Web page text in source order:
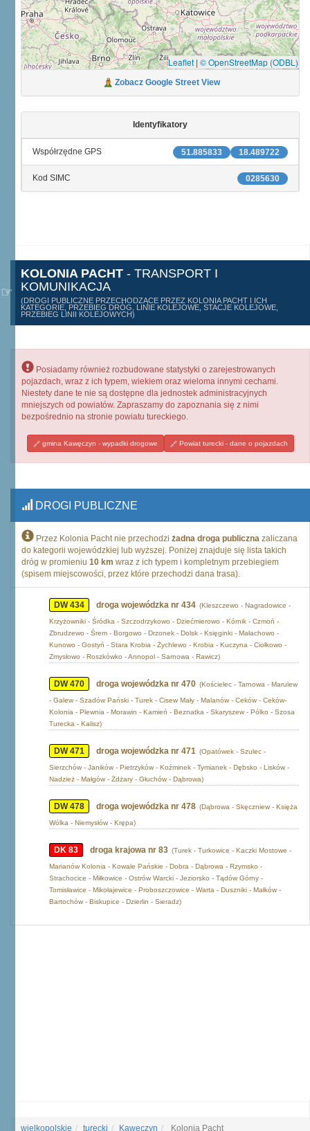
Leaflet | © OpenStreetMap (ODBL)
Zobacz Google Street View
Identyfikatory
18.489722
51.885833
Współrzędne GPS
0285630
Kod SIMC
KOLONIA PACHT - TRANSPORT I
KOMUNIKACJA
(DROGI PUBLICZNE PRZECHODZĄCE PRZEZ KOLONIA PACHT I ICH
KATEGORIE, PRZEBIEG DRÓG, LINIE KOLEJOWE, STACJE KOLEJOWE,
PRZEBIEG LINII KOLEJOWYCH)
Posiadamy również rozbudowane statystyki o zarejestrowanych
pojazdach, wraz z ich typem, wiekiem oraz wieloma innymi cechami.
Niestety dane te nie są dostępne dla jednostek administracyjnych
mniejszych od powiatów. Zapraszamy do zapoznania się z nimi
bezpośrednio na stronie powiatu tureckiego.
gmina Kawęczyn - wypadki drogowe Powiat turecki - dane o pojazdach
DROGI PUBLICZNE
Przez Kolonia Pacht nie przechodzi żadna droga publiczna zaliczana
do kategorii wojewódzkiej lub wyższej. Poniżej znajduje się lista takich
dróg w promieniu 10 km wraz z ich typem i kompletnym przebiegiem
(spisem miejscowości, przez które przechodzi dana trasa).
DW 434 droga wojewódzka nr 434 (Kleszczewo - Nagradowice -
Krzyżowniki - Śródka - Szczodrzykowo - Dziećmierowo - Kórnik - Czmoń -
Zbrudzewo - Śrem - Borgowo - Drzonek - Dolsk - Księginki - Małachowo -
Kunowo - Gostyń - Stara Krobia - Żychlewo - Krobia - Kuczyna - Ciołkowo -
Zmysłowo - Roszkówko - Annopol - Sarnowa - Rawicz)
DW 470 droga wojewódzka nr 470 (Kościelec - Tarnowa - Marulew
- Galew - Szadów Pański - Turek - Cisew Mały - Malanów - Ceków - Ceków-
Kolonia - Plewnia - Morawin - Kamień - Beznatka - Skaryszew - Pólko - Szosa
Turecka - Kalisz)
DW 471 droga wojewódzka nr 471 (Opatówek - Szulec -
Sierzchów - Janików - Pietrzyków - Koźminek - Tymianek - Dębsko - Lisków -
Nadzież - Małgów - Żdżary - Głuchów - Dąbrowa)
DW 478 droga wojewódzka nr 478 (Dąbrowa - Skęczniew - Księża
Wólka - Niemysłów - Krępa)
DK 83 droga krajowa nr 83 (Turek - Turkowice - Kaczki Mostowe -
Marianów Kolonia - Kowale Pańskie - Dobra - Dąbrowa - Rzymsko -
Strachocice - Miłkowice - Ostrów Warcki - Jeziorsko - Tądów Górny -
Tomisławice - Mikołajewice - Proboszczowice - Warta - Duszniki - Małków -
Bartochów - Biskupice - Dzierlin - Sieradz)
wielkopolskie turecki Kawęczyn Kolonia Pacht